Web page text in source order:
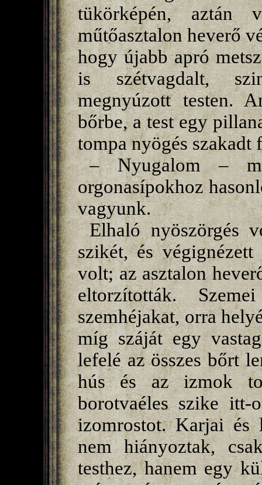
tükörképén, aztán
műtőasztalon heverő
hogy újabb apró
is szétvagdalt,
megnyúzott testen.
bőrbe, a test egy
tompa nyögés szakadt
– Nyugalom –
orgonasípokhoz
vagyunk.
Elhaló nyöszörgés
szikét, és
volt; az asztalon
eltorzították.
szemhéjakat, orra
míg száját egy
lefelé az összes bőrt
hús és az izmok
borotvaéles szike
izomrostot. Karjai és
nem hiányoztak,
testhez, hanem egy